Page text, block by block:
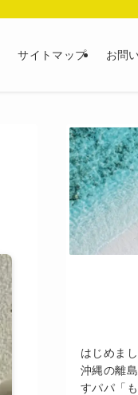
サイトマップ お問
はじめまし
沖縄の離
すパパ「